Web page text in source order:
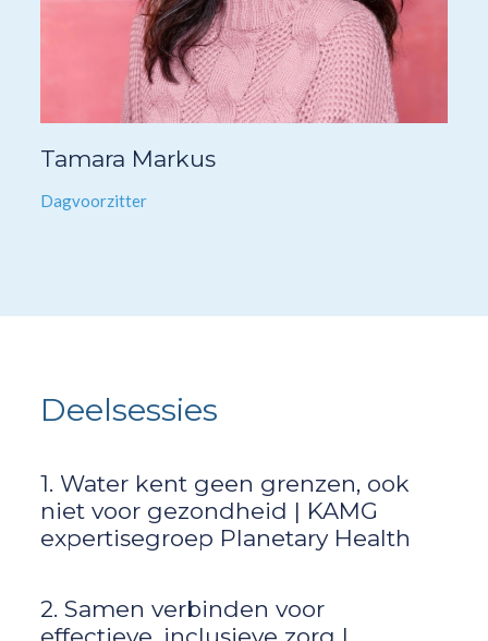
Tamara Markus
Dagvoorzitter
Deelsessies
1. Water kent geen grenzen, ook
niet voor gezondheid | KAMG
expertisegroep Planetary Health
2. Samen verbinden voor